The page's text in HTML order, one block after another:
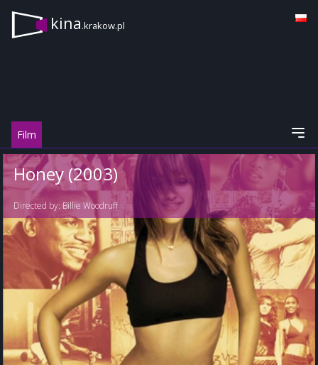
kina.krakow.pl
Film
Honey (2003)
Directed by: Billie Woodruff